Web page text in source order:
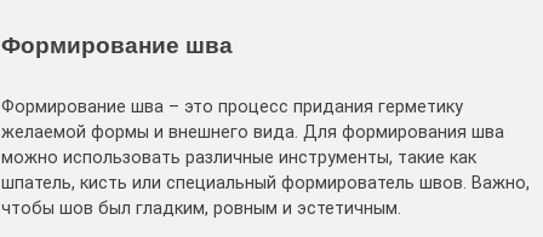
Формирование шва
Формирование шва – это процесс придания герметику
желаемой формы и внешнего вида․ Для формирования шва
можно использовать различные инструменты, такие как
шпатель, кисть или специальный формирователь швов․ Важно,
чтобы шов был гладким, ровным и эстетичным․